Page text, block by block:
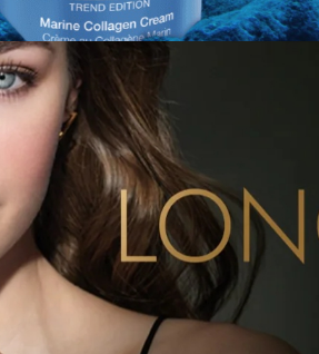
1 2 3 Nasl. Koniec